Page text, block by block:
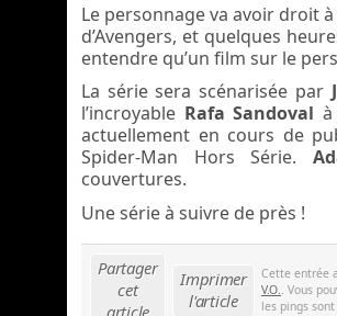
Le personnage va avoir droit
d’Avengers, et quelques
entendre qu’un film sur le
La série sera scénarisée par
l’incroyable Rafa Sandoval
actuellement en cours de
Spider-Man Hors Série.
couvertures.
Une série à suivre de près !
Partager
cet
article
Imprimer
l'article
Cette entrée
V.O.
. Vous
les pings